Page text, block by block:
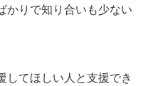
かりで知り合いも少ない
してほしい人と支援でき